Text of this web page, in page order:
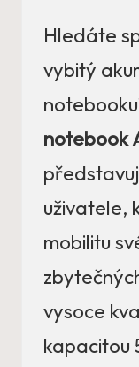
Hledáte
vybitý
notebook
uživatele,
mobilitu
vysoce
kapacitou